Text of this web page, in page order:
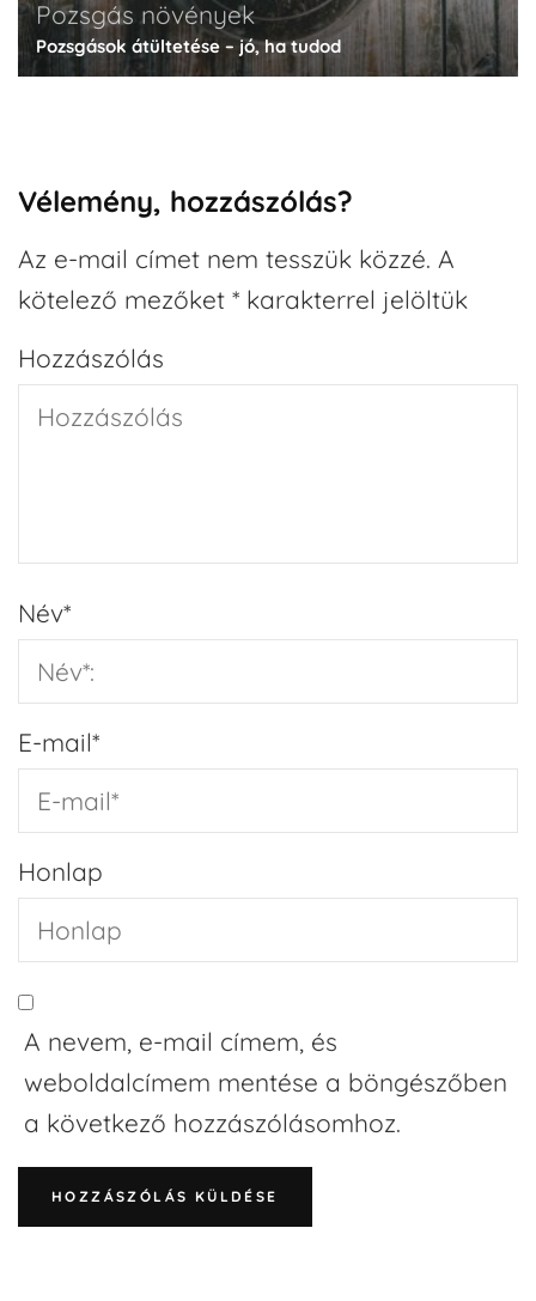
Pozsgás növények
Pozsgások átültetése – jó, ha tudod
Vélemény, hozzászólás?
Az e-mail címet nem tesszük közzé. A
kötelező mezőket * karakterrel jelöltük
Hozzászólás
Név*
E-mail*
Honlap
A nevem, e-mail címem, és
weboldalcímem mentése a böngészőben
a következő hozzászólásomhoz.